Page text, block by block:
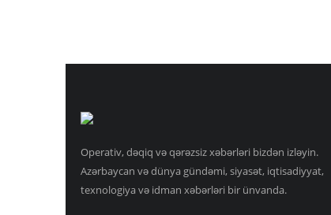
Operativ, dəqiq və qərəzsiz xəbərləri bizdən izləyin.
Azərbaycan və dünya gündəmi, siyasət, iqtisadiyyat,
texnologiya və idman xəbərləri bir ünvanda.